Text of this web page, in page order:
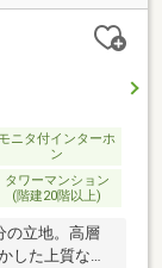
ニタ付インターホ
ン
タワーマンション
(階建20階以上)
の立地。高層
した上質な設